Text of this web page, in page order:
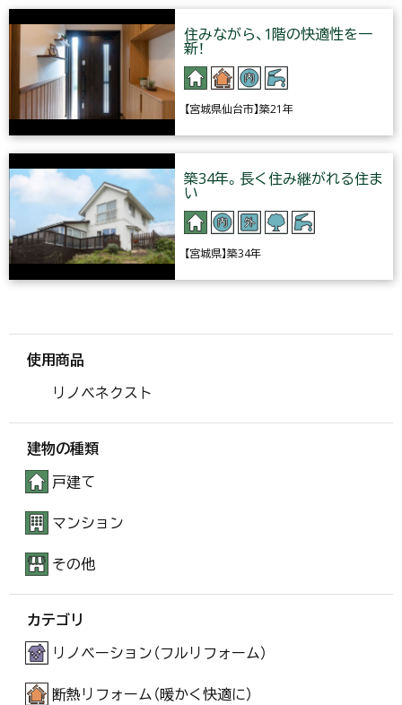
住みながら、1階の快適性を一
新！
【宮城県仙台市】築21年
築34年。長く住み継がれる住ま
い
【宮城県】築34年
使用商品
リノベネクスト
建物の種類
戸建て
マンション
その他
カテゴリ
リノベーション（フルリフォーム）
断熱リフォーム（暖かく快適に）